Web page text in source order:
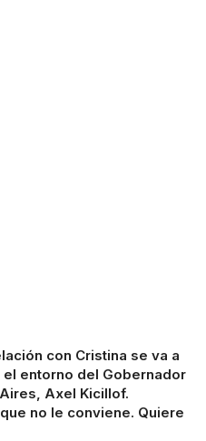
con Cristina se va a
entorno del Gobernador
Axel Kicillof.
no le conviene. Quiere